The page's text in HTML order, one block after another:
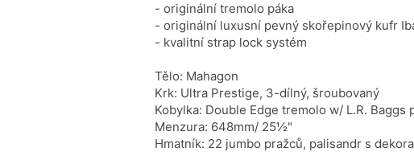
- originální tremolo páka
- originální luxusní pevný skořepinový kufr
- kvalitní strap lock systém
Tělo: Mahagon
Krk: Ultra Prestige, 3-dílný, šroubovaný
Kobylka: Double Edge tremolo w/ L.R. Baggs
Menzura: 648mm/ 25½"
Hmatník: 22 jumbo pražců, palisandr s